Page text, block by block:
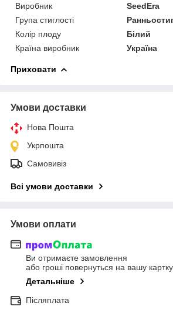
Виробник
SeedEra
Група стиглості
Колір плоду
Білий
Країна виробник
Україна
Приховати
Умови доставки
Нова Пошта
Укрпошта
Самовивіз
Всі умови доставки
Умови оплати
Ви отримаєте замовлення
або гроші повернуться на вашу картку
Детальніше
Післяплата